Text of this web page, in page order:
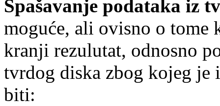
Spašavanje podataka iz
moguće, ali ovisno o
kranji rezulutat, odnosno
tvrdog diska zbog kojeg je
biti: